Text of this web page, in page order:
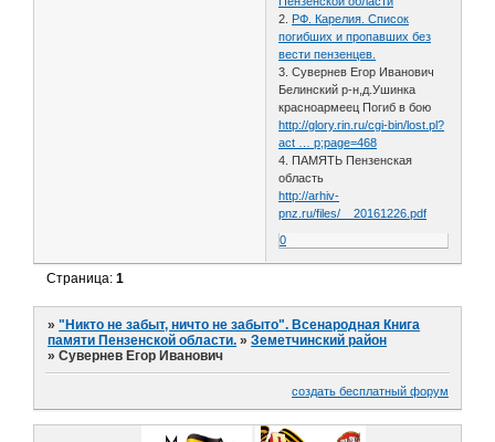
2. РФ. Карелия. Список
погибших и пропавших без
вести пензенцев.
3. Сувернев Егор Иванович
Белинский р-н,д.Ушинка
красноармеец Погиб в бою
http://glory.rin.ru/cgi-bin/lost.pl?
act … p;page=468
4. ПАМЯТЬ Пензенская
область
http://arhiv-
pnz.ru/files/__20161226.pdf
0
Страница:1
»"Никто не забыт, ничто не забыто". Всенародная Книга
памяти Пензенской области. »Земетчинский район
»Сувернев Егор Иванович
создать бесплатный форум